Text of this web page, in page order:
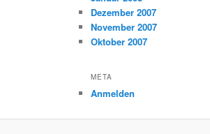
Dezember 2007
November 2007
Oktober 2007
META
Anmelden